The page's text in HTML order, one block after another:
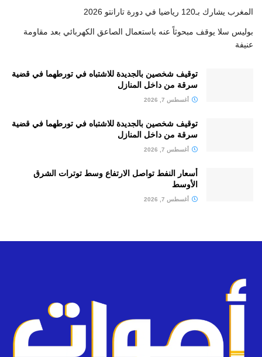
المغرب يشارك بـ120 رياضيا في دورة تارانتو 2026
بوليس سلا يوقف مبحوثاً عنه باستعمال الصاعق الكهربائي بعد مقاومة
عنيفة
توقيف شخصين بالجديدة للاشتباه في تورطهما في قضية
سرقة من داخل المنازل
أغسطس 7, 2026
توقيف شخصين بالجديدة للاشتباه في تورطهما في قضية
سرقة من داخل المنازل
أغسطس 7, 2026
أسعار النفط تواصل الارتفاع وسط توترات الشرق
الأوسط
أغسطس 7, 2026